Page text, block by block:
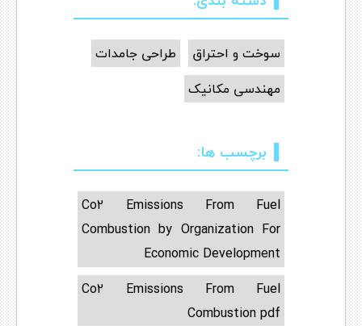
سوخت و احتراق
طراحی جامدات
مهندسی مکانیک
برچسب ها:
Co2 Emissions From Fuel
Combustion by Organization For
Economic Development
Co2 Emissions From Fuel
Combustion pdf